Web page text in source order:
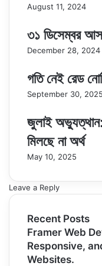
August 11, 2024
৩১ ডিসেম্বর
December 28, 2024
গতি নেই রেড
September 30, 2025
জুলাই অভ্যুত্থান:
মিলছে না অর্থ
May 10, 2025
Leave a Reply
Recent Posts
Framer Web
Responsive,
Websites.